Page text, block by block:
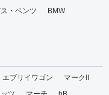
・ベンツ
BMW
エブリイワゴン
マークII